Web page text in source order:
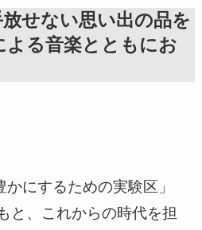
せない思い出の品を
よる音楽とともにお
かにするための実験区」
と、これからの時代を担